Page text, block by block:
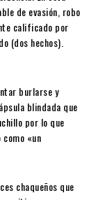
de evasión, robo
calificado por
(dos hechos).
burlarse y
blindada que
por lo que
«un
chaqueños que